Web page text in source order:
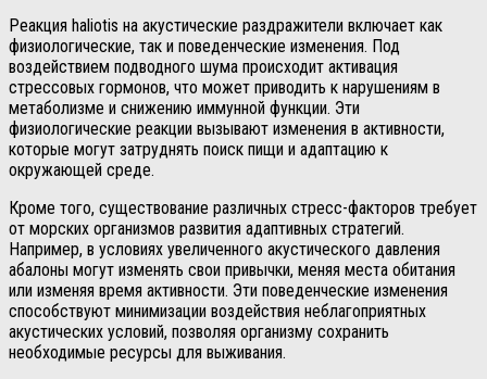
Реакция haliotis на акустические раздражители включает как
физиологические, так и поведенческие изменения. Под
воздействием подводного шума происходит активация
стрессовых гормонов, что может приводить к нарушениям в
метаболизме и снижению иммунной функции. Эти
физиологические реакции вызывают изменения в активности,
которые могут затруднять поиск пищи и адаптацию к
окружающей среде.
Кроме того, существование различных стресс-факторов требует
от морских организмов развития адаптивных стратегий.
Например, в условиях увеличенного акустического давления
абалоны могут изменять свои привычки, меняя места обитания
или изменяя время активности. Эти поведенческие изменения
способствуют минимизации воздействия неблагоприятных
акустических условий, позволяя организму сохранить
необходимые ресурсы для выживания.